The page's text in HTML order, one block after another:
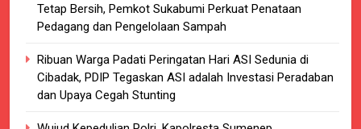
Tetap Bersih, Pemkot Sukabumi Perkuat Penataan
Pedagang dan Pengelolaan Sampah
Ribuan Warga Padati Peringatan Hari ASI Sedunia di
Cibadak, PDIP Tegaskan ASI adalah Investasi Peradaban
dan Upaya Cegah Stunting